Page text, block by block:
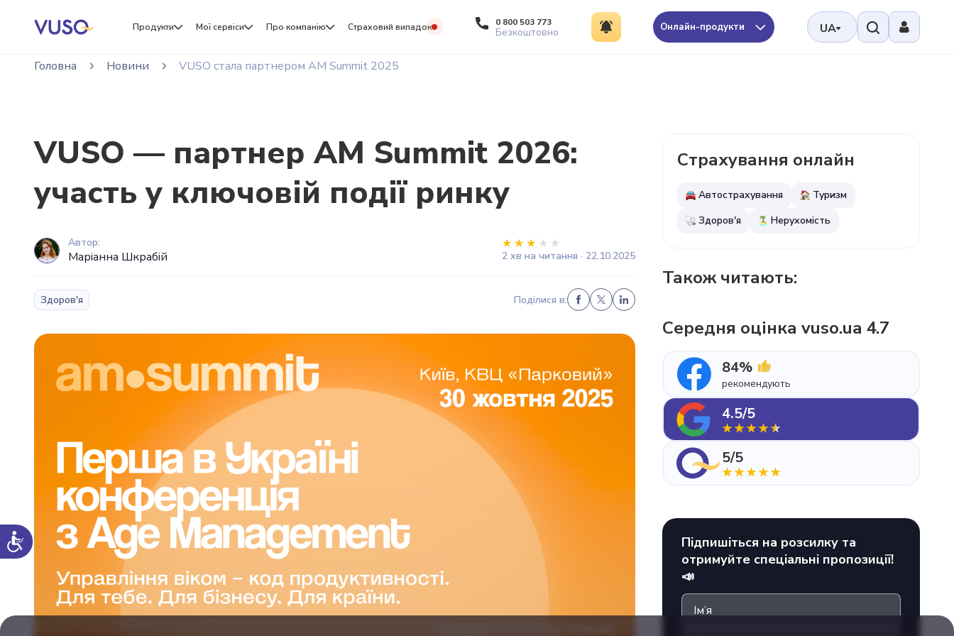
Продукти Мої сервіси Про компанію Страховий випадок 0 800 503 773
Безкоштовно Онлайн-продукти UA
Головна Новини VUSO стала партнером AM Summit 2025
VUSO — партнер AM Summit 2026:
участь у ключовій події ринку
Автор:
Маріанна Шкрабій 2 хв на читання · 22.10.2025
Здоров'я Поділися в:
Страхування онлайн
Автострахування
Туризм
Здоров'я
Нерухомість
Також читають:
Середня оцінка vuso.ua 4.7
84%
рекомендують
4.5/5
5/5
Підпишіться на розсилку та
отримуйте спеціальні пропозиції!
📣